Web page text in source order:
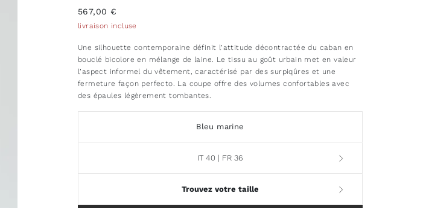
567,00 €
livraison incluse
Une silhouette contemporaine définit l’attitude décontractée du caban en
bouclé bicolore en mélange de laine. Le tissu au goût urbain met en valeur
l’aspect informel du vêtement, caractérisé par des surpiqûres et une
fermeture façon perfecto. La coupe offre des volumes confortables avec
des épaules légèrement tombantes.
Bleu marine
IT 40 | FR 36
Trouvez votre taille